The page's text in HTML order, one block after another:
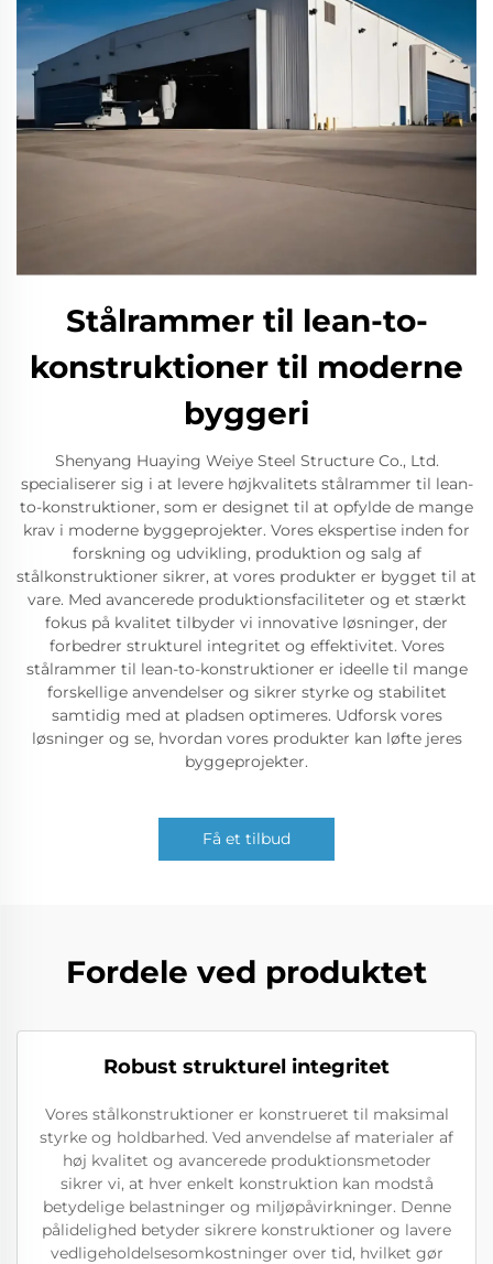
Stålrammer til lean-to-
konstruktioner til moderne
byggeri
Shenyang Huaying Weiye Steel Structure Co., Ltd.
specialiserer sig i at levere højkvalitets stålrammer til lean-
to-konstruktioner, som er designet til at opfylde de mange
krav i moderne byggeprojekter. Vores ekspertise inden for
forskning og udvikling, produktion og salg af
stålkonstruktioner sikrer, at vores produkter er bygget til at
vare. Med avancerede produktionsfaciliteter og et stærkt
fokus på kvalitet tilbyder vi innovative løsninger, der
forbedrer strukturel integritet og effektivitet. Vores
stålrammer til lean-to-konstruktioner er ideelle til mange
forskellige anvendelser og sikrer styrke og stabilitet
samtidig med at pladsen optimeres. Udforsk vores
løsninger og se, hvordan vores produkter kan løfte jeres
byggeprojekter.
Få et tilbud
Fordele ved produktet
Robust strukturel integritet
Vores stålkonstruktioner er konstrueret til maksimal
styrke og holdbarhed. Ved anvendelse af materialer af
høj kvalitet og avancerede produktionsmetoder
sikrer vi, at hver enkelt konstruktion kan modstå
betydelige belastninger og miljøpåvirkninger. Denne
pålidelighed betyder sikrere konstruktioner og lavere
vedligeholdelsesomkostninger over tid, hvilket gør